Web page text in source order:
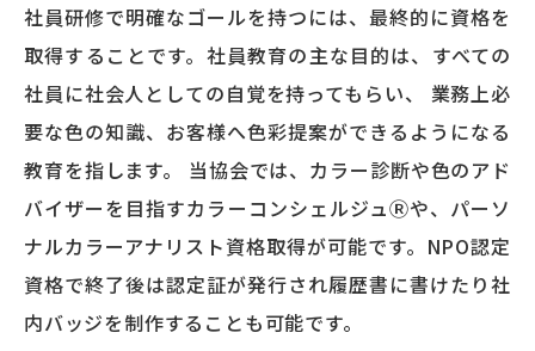
社員研修で明確なゴールを持つには、最終的に資格を
取得することです。社員教育の主な目的は、すべての
社員に社会人としての自覚を持ってもらい、 業務上必
要な色の知識、お客様へ色彩提案ができるようになる
教育を指します。 当協会では、カラー診断や色のアド
バイザーを目指すカラーコンシェルジュⓇや、パーソ
ナルカラーアナリスト資格取得が可能です。NPO認定
資格で終了後は認定証が発行され履歴書に書けたり社
内バッジを制作することも可能です。